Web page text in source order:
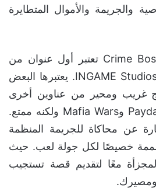
والجريمة والأموال المتطايرة
لعبة Crime Boss: Rockay City تعتبر أول عنوان من
تطوير شركة التطوير INGAME Studios. يعتبرها البعض
غريب ومحير من عناوين أخرى
معروفة مثل Risk وPayday وMafia Wars ولكنه ممتع.
عن محاكاة للجريمة المنظمة
خصيصًا لكل جولة لعب. حيث
معًا لتقديم قصة تستجيب